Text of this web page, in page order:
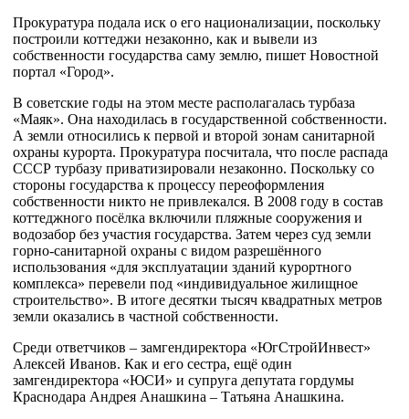
Прокуратура подала иск о его национализации, поскольку
построили коттеджи незаконно, как и вывели из
собственности государства саму землю, пишет Новостной
портал «Город».
В советские годы на этом месте располагалась турбаза
«Маяк». Она находилась в государственной собственности.
А земли относились к первой и второй зонам санитарной
охраны курорта. Прокуратура посчитала, что после распада
СССР турбазу приватизировали незаконно. Поскольку со
стороны государства к процессу переоформления
собственности никто не привлекался. В 2008 году в состав
коттеджного посёлка включили пляжные сооружения и
водозабор без участия государства. Затем через суд земли
горно-санитарной охраны с видом разрешённого
использования «для эксплуатации зданий курортного
комплекса» перевели под «индивидуальное жилищное
строительство». В итоге десятки тысяч квадратных метров
земли оказались в частной собственности.
Среди ответчиков – замгендиректора «ЮгСтройИнвест»
Алексей Иванов. Как и его сестра, ещё один
замгендиректора «ЮСИ» и супруга депутата гордумы
Краснодара Андрея Анашкина – Татьяна Анашкина.